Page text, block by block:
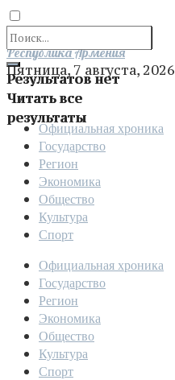
Результатов нет
Читать все
результаты
Отправить
Республика Армения
Пятница, 7 августа, 2026
Официальная хроника
Государство
Регион
Экономика
Общество
Культура
Спорт
Официальная хроника
Государство
Регион
Экономика
Общество
Культура
Спорт